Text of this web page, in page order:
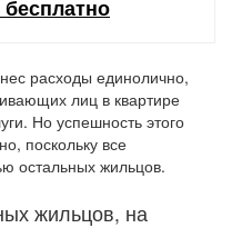
расходы единолично,
лиц в квартире
Но успешность этого
поскольку все
остальных жильцов.
жильцов, на